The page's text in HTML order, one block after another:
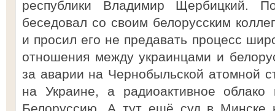
республики Владимир Щербицкий.
беседовал со своим белорусским
и просил его не предавать процесс
отношения между украинцами и
за аварии на Чернобыльской атомной
на Украине, а радиоактивное